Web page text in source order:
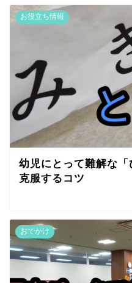
お役立ち情報
幼児にとって難解な
克服するコツ
おでかけ